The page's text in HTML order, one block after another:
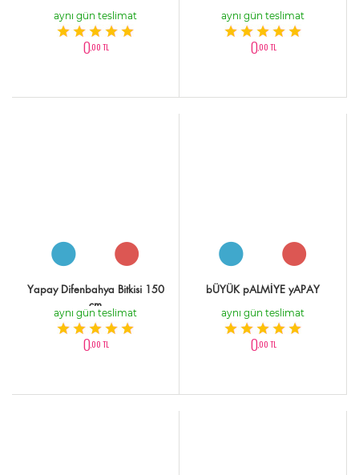
aynı gün teslimat
0,00 TL
aynı gün teslimat
0,00 TL
Yapay Difenbahya Bitkisi 150
cm
aynı gün teslimat
0,00 TL
bÜYÜK pALMİYE yAPAY
aynı gün teslimat
0,00 TL